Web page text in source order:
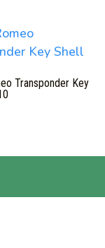
Transponder Key